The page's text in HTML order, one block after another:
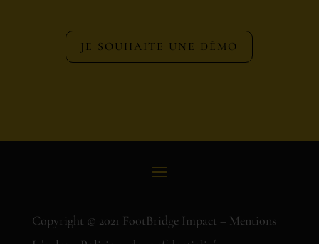
JE SOUHAITE UNE DÉMO
Copyright © 2021 FootBridge Impact – Mentions